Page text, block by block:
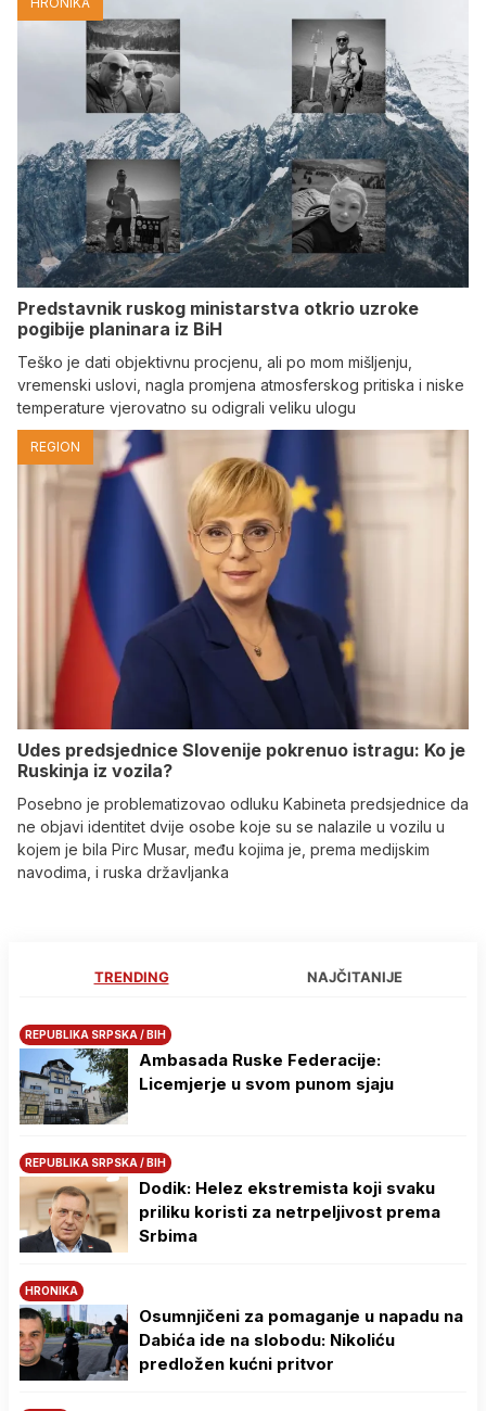
Predstavnik ruskog ministarstva otkrio uzroke
pogibije planinara iz BiH
Teško je dati objektivnu procjenu, ali po mom mišljenju,
vremenski uslovi, nagla promjena atmosferskog pritiska i niske
temperature vjerovatno su odigrali veliku ulogu
REGION
Udes predsjednice Slovenije pokrenuo istragu: Ko je
Ruskinja iz vozila?
Posebno je problematizovao odluku Kabineta predsjednice da
ne objavi identitet dvije osobe koje su se nalazile u vozilu u
kojem je bila Pirc Musar, među kojima je, prema medijskim
navodima, i ruska državljanka
TRENDING NAJČITANIJE
REPUBLIKA SRPSKA / BIH
Ambasada Ruske Federacije:
Licemjerje u svom punom sjaju
REPUBLIKA SRPSKA / BIH
Dodik: Helez ekstremista koji svaku
priliku koristi za netrpeljivost prema
Srbima
HRONIKA
Osumnjičeni za pomaganje u napadu na
Dabića ide na slobodu: Nikoliću
predložen kućni pritvor